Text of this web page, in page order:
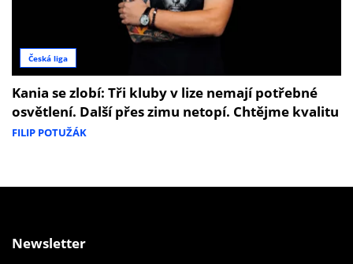
Česká liga
Kania se zlobí: Tři kluby v lize nemají potřebné
osvětlení. Další přes zimu netopí. Chtějme kvalitu
FILIP POTUŽÁK
Newsletter